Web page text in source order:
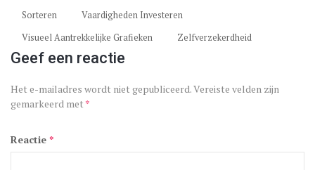
Sorteren
Vaardigheden Investeren
Visueel Aantrekkelijke Grafieken
Zelfverzekerdheid
Geef een reactie
Het e-mailadres wordt niet gepubliceerd.Vereiste velden zijn
gemarkeerd met *
Reactie *